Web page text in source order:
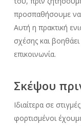
προσπαθήσουμε να
Αυτή η πρακτική
σχέσης και
επικοινωνία.
Σκέψου
Ιδιαίτερα σε
φορτισμένοι